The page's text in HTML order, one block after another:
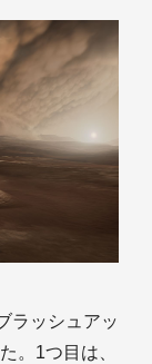
ラッシュアッ
。1つ目は、